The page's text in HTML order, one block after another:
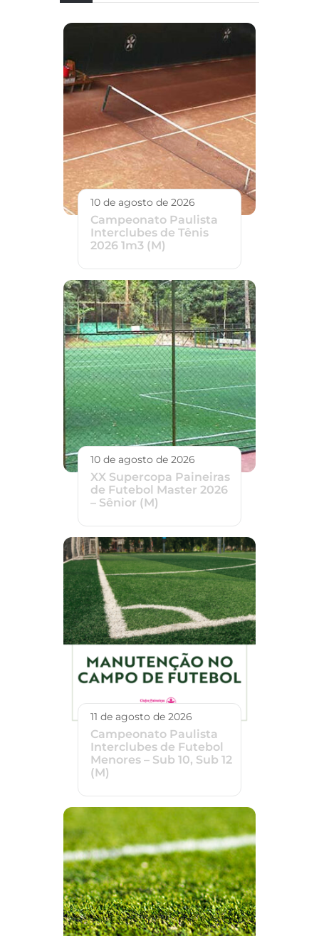
10 de agosto de 2026
Campeonato Paulista
Interclubes de Tênis
2026 1m3 (M)
10 de agosto de 2026
XX Supercopa Paineiras
de Futebol Master 2026
– Sênior (M)
11 de agosto de 2026
Campeonato Paulista
Interclubes de Futebol
Menores – Sub 10, Sub 12
(M)